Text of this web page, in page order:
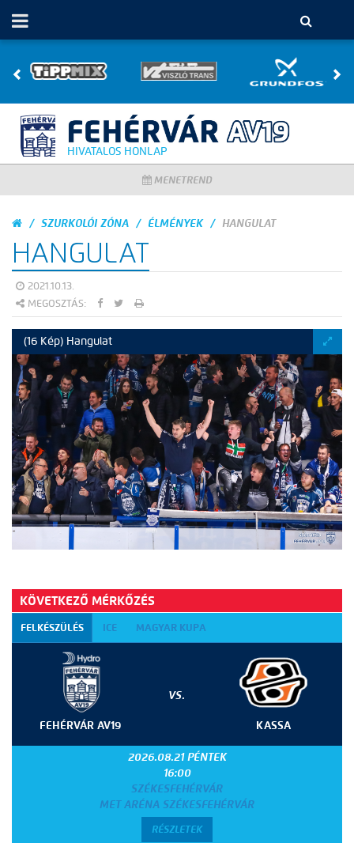
HIVATALOS HONLAP
MENETREND
SZURKOLÓI ZÓNA ÉLMÉNYEK HANGULAT
HANGULAT
2021.10.13.
MEGOSZTÁS:
(16 Kép) Hangulat
KÖVETKEZŐ MÉRKŐZÉS
FELKÉSZÜLÉS ICE MAGYAR KUPA
FEHÉRVÁR AV19
VS.
KASSA
2026.08.21 PÉNTEK
16:00
SZÉKESFEHÉRVÁR
MET ARÉNA SZÉKESFEHÉRVÁR
RÉSZLETEK